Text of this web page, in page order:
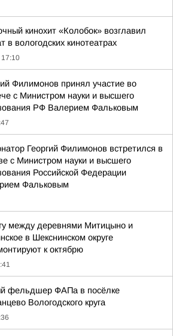
кинохит «Колобок» возглавил
в вологодских кинотеатрах
17:10
Филимонов принял участие во
с Министром науки и высшего
РФ Валерием Фальковым
Георгий Филимонов встретился в
с Министром науки и высшего
Российской Федерации
Фальковым
между деревнями Митицыно и
в Шекснинском округе
к октябрю
фельдшер ФАПа в посёлке
Вологодского круга